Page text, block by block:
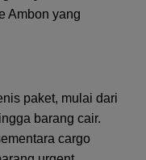
Ambon yang
paket, mulai dari
barang cair.
cargo